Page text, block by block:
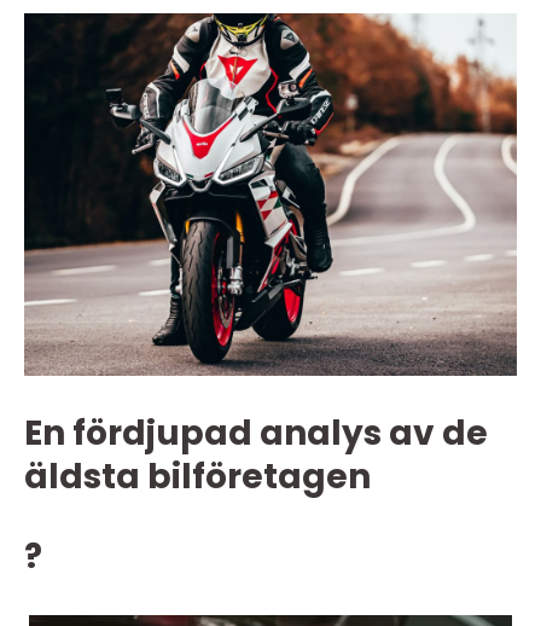
En fördjupad analys av de
äldsta bilföretagen
?